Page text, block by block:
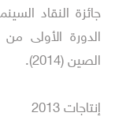
جائزة النقاد
الدورة الأولى من
الصين (2014).
إنتاجات 2013